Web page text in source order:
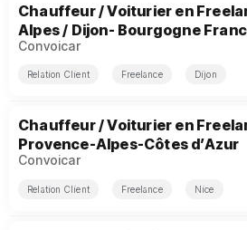
Chauffeur / Voiturier en
Alpes / Dijon- Bourgogne
Convoicar
Relation Client Freelance Dijon
Chauffeur / Voiturier en
Provence-Alpes-Côtes d’Azur
Convoicar
Relation Client Freelance Nice